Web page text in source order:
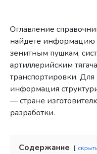
Оглавление
найдете информацию
зенитным пушкам,
артиллерийским
транспортировки. Для
информация
— стране
разработки.
Содержание